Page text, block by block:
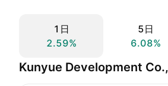
1日
2.59%
5日
6.08%
Kunyue Development